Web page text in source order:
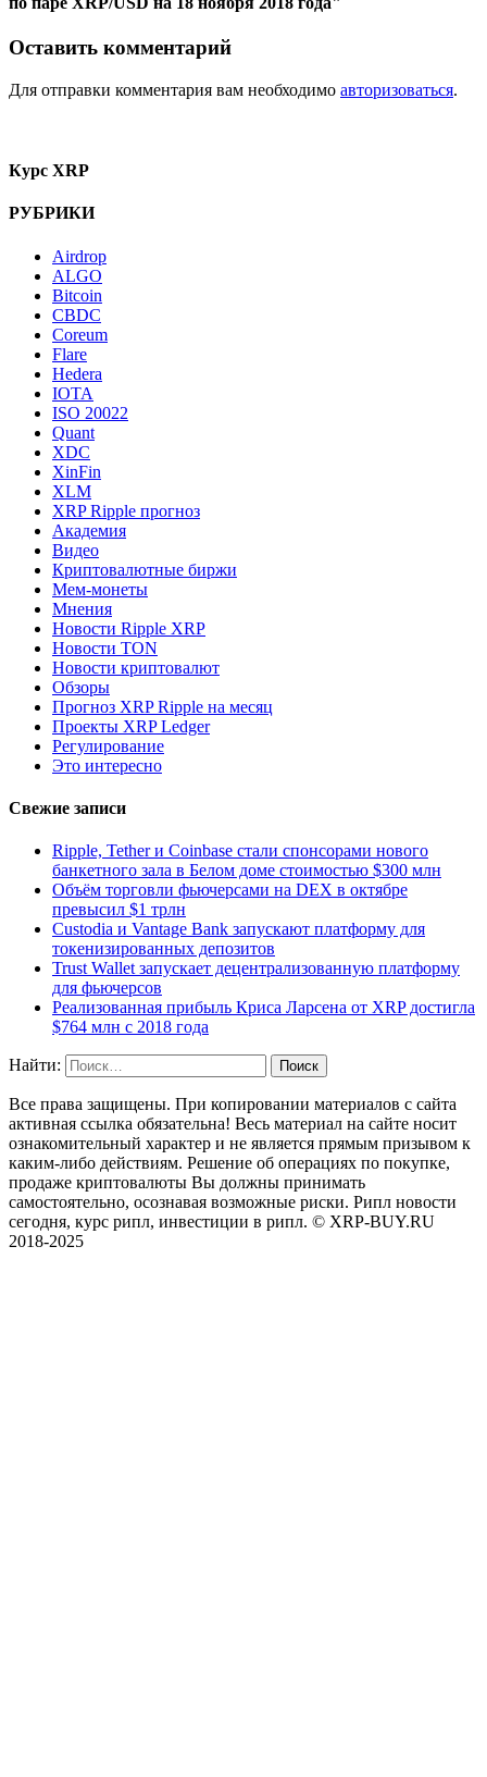
Оставить комментарий
Для отправки комментария вам необходимо авторизоваться.
Курс XRP
РУБРИКИ
Airdrop
ALGO
Bitcoin
CBDC
Coreum
Flare
Hedera
IOTA
ISO 20022
Quant
XDC
XinFin
XLM
XRP Ripple прогноз
Академия
Видео
Криптовалютные биржи
Мем-монеты
Мнения
Новости Ripple XRP
Новости TON
Новости криптовалют
Обзоры
Прогноз XRP Ripple на месяц
Проекты XRP Ledger
Регулирование
Это интересно
Свежие записи
Ripple, Tether и Coinbase стали спонсорами нового
банкетного зала в Белом доме стоимостью $300 млн
Объём торговли фьючерсами на DEX в октябре
превысил $1 трлн
Custodia и Vantage Bank запускают платформу для
токенизированных депозитов
Trust Wallet запускает децентрализованную платформу
для фьючерсов
Реализованная прибыль Криса Ларсена от XRP достигла
$764 млн с 2018 года
Найти:
Все права защищены. При копировании материалов с сайта
активная ссылка обязательна! Весь материал на сайте носит
ознакомительный характер и не является прямым призывом к
каким-либо действиям. Решение об операциях по покупке,
продаже криптовалюты Вы должны принимать
самостоятельно, осознавая возможные риски. Рипл новости
сегодня, курс рипл, инвестиции в рипл. © XRP-BUY.RU
2018-2025